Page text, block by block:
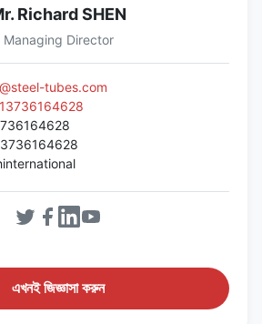
Richard SHEN
Managing Director
tubes.com
এখনই জিজ্ঞাসা করুন